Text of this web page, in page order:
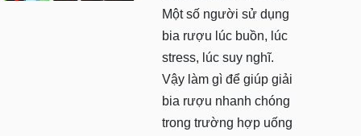
Một số người sử dụng
bia rượu lúc buồn, lúc
stress, lúc suy nghĩ.
Vậy làm gì để giúp giải
bia rượu nhanh chóng
trong trường hợp uống